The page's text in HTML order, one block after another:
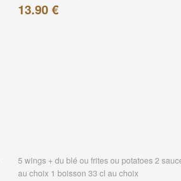
13.90 €
5 wings + du blé ou frites ou potatoes 2
au choix 1 boisson 33 cl au choix